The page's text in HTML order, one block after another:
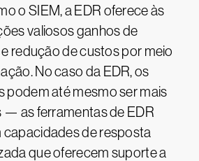
o SIEM, a EDR oferece às
valiosos ganhos de
redução de custos por meio
No caso da EDR, os
podem até mesmo ser mais
— as ferramentas de EDR
capacidades de resposta
que oferecem suporte a